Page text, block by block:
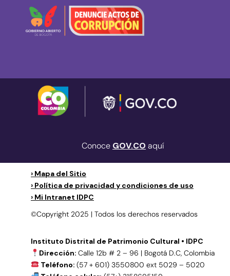
Conoce GOV.CO aquí
› Mapa del Sitio
› Política de privacidad y condiciones de uso
› Mi Intranet IDPC
©Copyright 2025 | Todos los derechos reservados
Instituto Distrital de Patrimonio Cultural • IDPC
Dirección: Calle 12b # 2 – 96 | Bogotá D.C, Colombia
Teléfono: (57 + 601) 3550800 ext 5029 – 5020